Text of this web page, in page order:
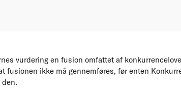
vurdering en fusion omfattet af
fusionen ikke må gennemføres, før enten